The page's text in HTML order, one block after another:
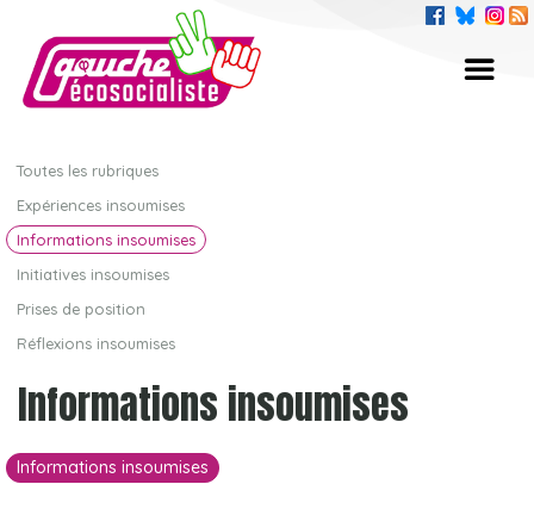
Toutes les rubriques
Expériences insoumises
Informations insoumises
Initiatives insoumises
Prises de position
Réflexions insoumises
Informations insoumises
Informations insoumises